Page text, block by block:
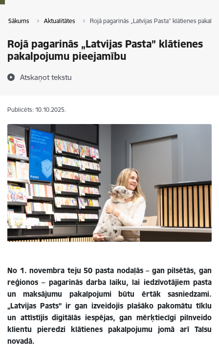
Sākums Aktualitātes Rojā pagarinās „Latvijas Pasta” klātienes
Rojā pagarinās „Latvijas Pasta” klātienes
pakalpojumu pieejamību
Atskaņot tekstu
Publicēts: 10.10.2025.
No 1. novembra teju 50 pasta nodaļās – gan pilsētās, gan
reģionos – pagarinās darba laiku, lai iedzīvotājiem pasta
un maksājumu pakalpojumi būtu ērtāk sasniedzami.
„Latvijas Pasts” ir gan izveidojis plašāko pakomātu tīklu
un attīstījis digitālās iespējas, gan mērķtiecīgi pilnveido
klientu pieredzi klātienes pakalpojumu jomā arī Talsu
novadā.